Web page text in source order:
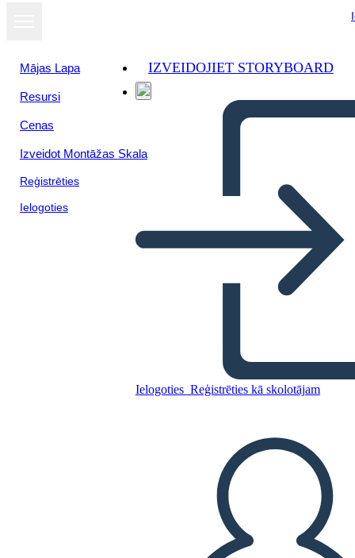
Mājas Lapa
Resursi
Cenas
Izveidot Montāžas Skala
Reģistrēties
Ielogoties
IZVEIDOJIET STORYBOARD
Ielogoties Reģistrēties kā skolotājam
Kopējiet šo stāstu tabulu
ATSKAŅOT SLAIDRĀDI
IZLASI MAN
Skatīt kā
slaidrādi